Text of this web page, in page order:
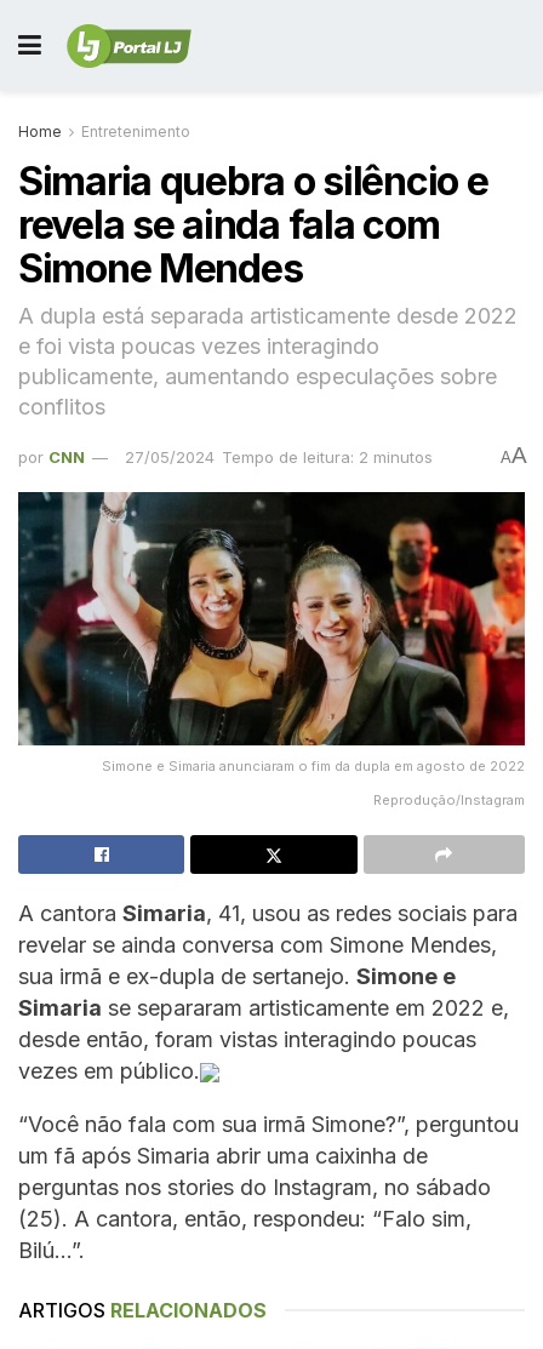
Home Entretenimento
Simaria quebra o silêncio e
revela se ainda fala com
Simone Mendes
A dupla está separada artisticamente desde 2022
e foi vista poucas vezes interagindo
publicamente, aumentando especulações sobre
conflitos
por CNN 27/05/2024 Tempo de leitura: 2 minutos AA
Simone e Simaria anunciaram o fim da dupla em agosto de 2022
Reprodução/Instagram
A cantora Simaria, 41, usou as redes sociais para
revelar se ainda conversa com Simone Mendes,
sua irmã e ex-dupla de sertanejo. Simone e
Simaria se separaram artisticamente em 2022 e,
desde então, foram vistas interagindo poucas
vezes em público.
“Você não fala com sua irmã Simone?”, perguntou
um fã após Simaria abrir uma caixinha de
perguntas nos stories do Instagram, no sábado
(25). A cantora, então, respondeu: “Falo sim,
Bilú…”.
ARTIGOS RELACIONADOS